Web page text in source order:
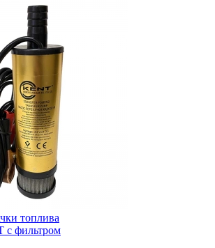
топлива
с фильтром